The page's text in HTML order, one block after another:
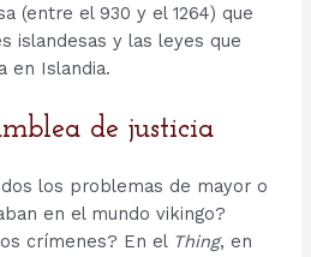
(entre el 930 y el 1264) que
islandesas y las leyes que
en Islandia.
de justicia
los problemas de mayor o
en el mundo vikingo?
crímenes? En el Thing, en